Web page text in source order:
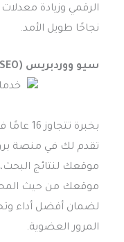
الرقمي وزيادة
نجاحًا طويل الأمد.
سيو ووردبريس (WordPress SEO)
بخبرة
تقدم لك في منصة
موقعك لنتائج
موقعك من حيث
لضمان أفضل أداء
المرور العضوية.